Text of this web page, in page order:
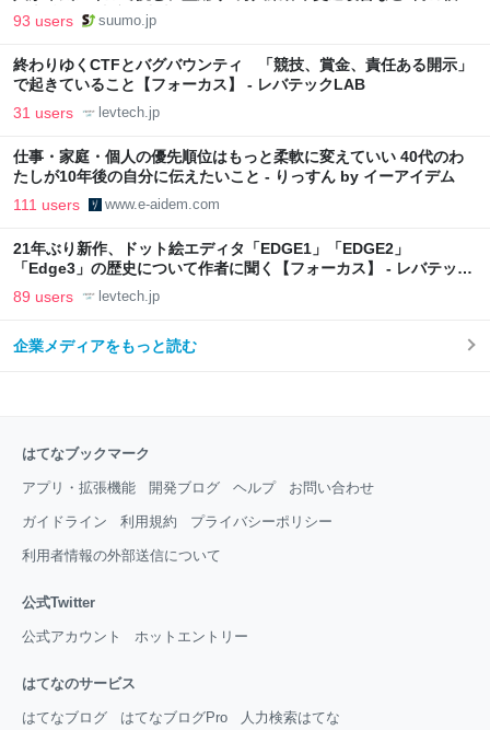
向上”戦略 東京・中央区
93 users suumo.jp
終わりゆくCTFとバグバウンティ 「競技、賞金、責任ある開示」
で起きていること【フォーカス】 - レバテックLAB
31 users levtech.jp
仕事・家庭・個人の優先順位はもっと柔軟に変えていい 40代のわ
たしが10年後の自分に伝えたいこと - りっすん by イーアイデム
111 users www.e-aidem.com
21年ぶり新作、ドット絵エディタ「EDGE1」「EDGE2」
「Edge3」の歴史について作者に聞く【フォーカス】 - レバテック
LAB
89 users levtech.jp
企業メディアをもっと読む
はてなブックマーク
アプリ・拡張機能 開発ブログ ヘルプ お問い合わせ
ガイドライン 利用規約 プライバシーポリシー
利用者情報の外部送信について
公式Twitter
公式アカウント ホットエントリー
はてなのサービス
はてなブログ はてなブログPro 人力検索はてな